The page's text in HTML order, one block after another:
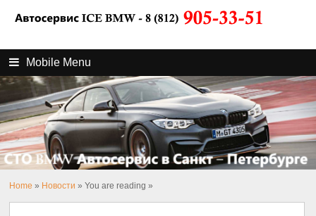
Mobile Menu
Home » Новости » You are reading »